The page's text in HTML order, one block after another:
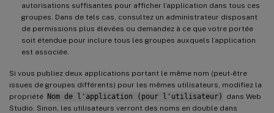
autorisations suffisantes pour afficher l’application dans tous ces
groupes. Dans de tels cas, consultez un administrateur disposant
de permissions plus élevées ou demandez à ce que votre portée
soit étendue pour inclure tous les groupes auxquels l’application
est associée.
Si vous publiez deux applications portant le même nom (peut-être
issues de groupes différents) pour les mêmes utilisateurs, modifiez la
propriété Nom de l'application (pour l'utilisateur)
dans Web
Studio. Sinon, les utilisateurs verront des noms en double dans